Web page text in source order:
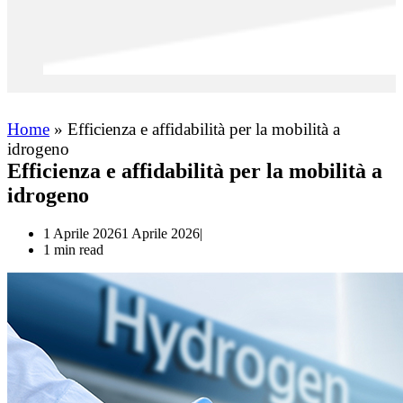
Home » Efficienza e affidabilità per la mobilità a
idrogeno
Efficienza e affidabilità per la mobilità a
idrogeno
1 Aprile 20261 Aprile 2026
1 min read